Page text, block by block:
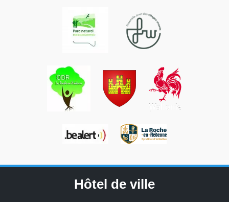
Hôtel de ville